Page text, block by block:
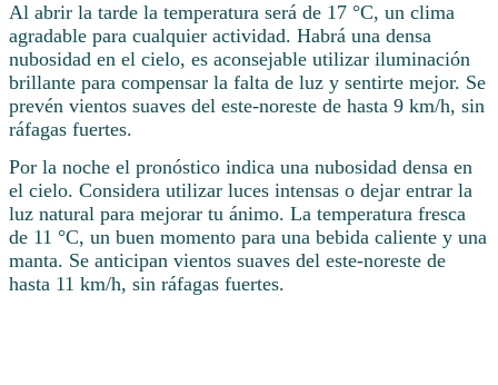
Al abrir la tarde la temperatura será de 17 °C, un clima
agradable para cualquier actividad. Habrá una densa
nubosidad en el cielo, es aconsejable utilizar iluminación
brillante para compensar la falta de luz y sentirte mejor. Se
prevén vientos suaves del este-noreste de hasta 9 km/h, sin
ráfagas fuertes.
Por la noche el pronóstico indica una nubosidad densa en
el cielo. Considera utilizar luces intensas o dejar entrar la
luz natural para mejorar tu ánimo. La temperatura fresca
de 11 °C, un buen momento para una bebida caliente y una
manta. Se anticipan vientos suaves del este-noreste de
hasta 11 km/h, sin ráfagas fuertes.